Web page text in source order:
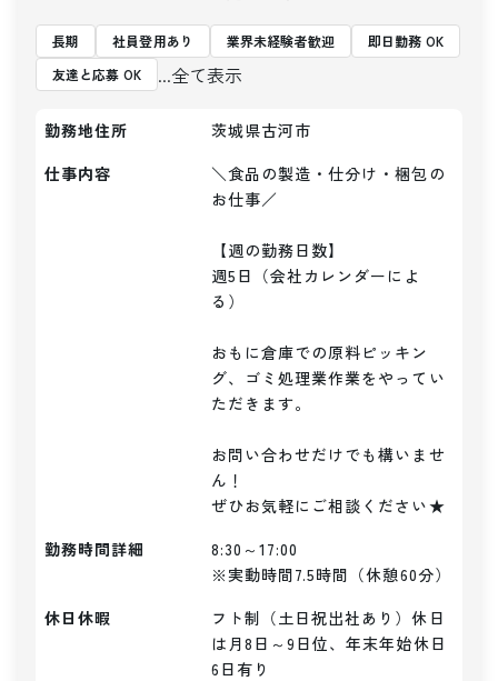
長期 社員登用あり 業界未経験者歓迎
即日勤務 OK
友達と応募 OK
...全て表示
勤務地住所
茨城県古河市
仕事内容
＼食品の製造・仕分け・梱包の
お仕事／
【週の勤務日数】
週5日（会社カレンダーによ
る）
おもに倉庫での原料ピッキン
グ、ゴミ処理業作業をやってい
ただきます。
お問い合わせだけでも構いませ
ん！
ぜひお気軽にご相談ください★
勤務時間詳細
8:30～17:00
※実動時間7.5時間（休憩60分）
休日休暇
フト制（土日祝出社あり）休日
は月8日～9日位、年末年始休日
6日有り